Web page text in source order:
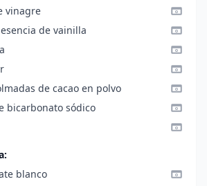
vinagre
de vainilla
de cacao en polvo
bicarbonato sódico
blanco